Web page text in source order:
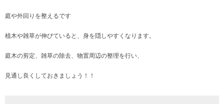
庭や外回りを整えるです
植木や雑草が伸びていると、身を隠しやすくなります。
庭木の剪定、雑草の除去、物置周辺の整理を行い、
見通し良くしておきましょう！！